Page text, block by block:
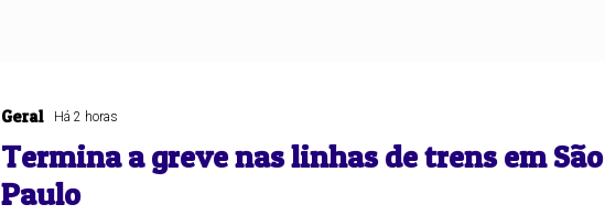
Geral Há 2 horas
Termina a greve nas linhas de trens em São
Paulo